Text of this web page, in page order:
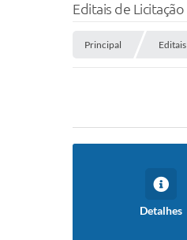
Editais de Licitação
Principal Editais
Detalhes